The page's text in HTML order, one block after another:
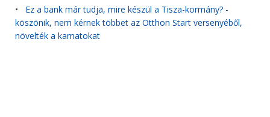
• Ez a bank már tudja, mire készül a Tisza-kormány? -
köszönik, nem kérnek többet az Otthon Start versenyéből,
növelték a kamatokat